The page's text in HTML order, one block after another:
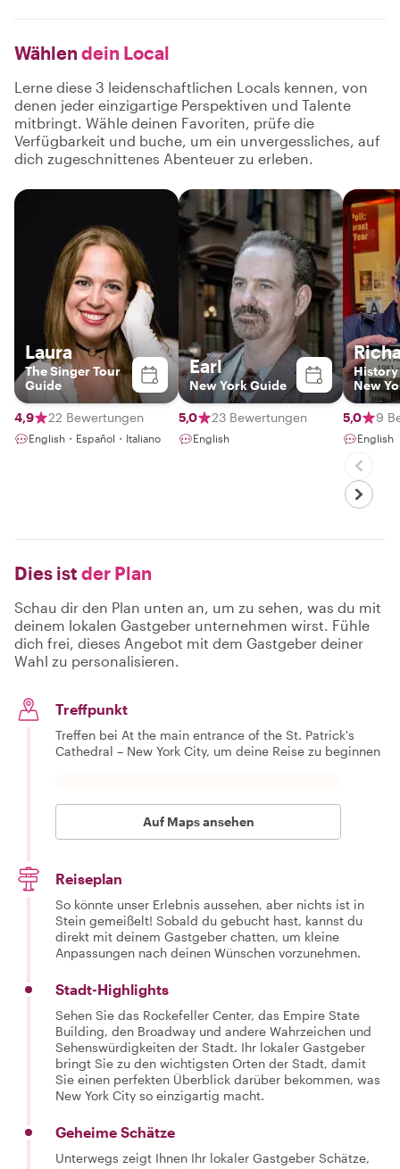
Wählen dein Local
Lerne diese 3 leidenschaftlichen Locals kennen, von
denen jeder einzigartige Perspektiven und Talente
mitbringt. Wähle deinen Favoriten, prüfe die
Verfügbarkeit und buche, um ein unvergessliches, auf
dich zugeschnittenes Abenteuer zu erleben.
Laura
The Singer Tour
Guide
4,9 22 Bewertungen
English・Español・Italiano
Earl
New York Guide
5,0 23 Bewertungen
English
New
who
hidden
5,0 9
English
Dies ist der Plan
Schau dir den Plan unten an, um zu sehen, was du mit
deinem lokalen Gastgeber unternehmen wirst. Fühle
dich frei, dieses Angebot mit dem Gastgeber deiner
Wahl zu personalisieren.
Treffpunkt
Treffen bei At the main entrance of the St. Patrick's
Cathedral – New York City, um deine Reise zu beginnen
Auf Maps ansehen
Reiseplan
So könnte unser Erlebnis aussehen, aber nichts ist in
Stein gemeißelt! Sobald du gebucht hast, kannst du
direkt mit deinem Gastgeber chatten, um kleine
Anpassungen nach deinen Wünschen vorzunehmen.
Stadt-Highlights
Sehen Sie das Rockefeller Center, das Empire State
Building, den Broadway und andere Wahrzeichen und
Sehenswürdigkeiten der Stadt. Ihr lokaler Gastgeber
bringt Sie zu den wichtigsten Orten der Stadt, damit
Sie einen perfekten Überblick darüber bekommen, was
New York City so einzigartig macht.
Geheime Schätze
Unterwegs zeigt Ihnen Ihr lokaler Gastgeber Schätze,